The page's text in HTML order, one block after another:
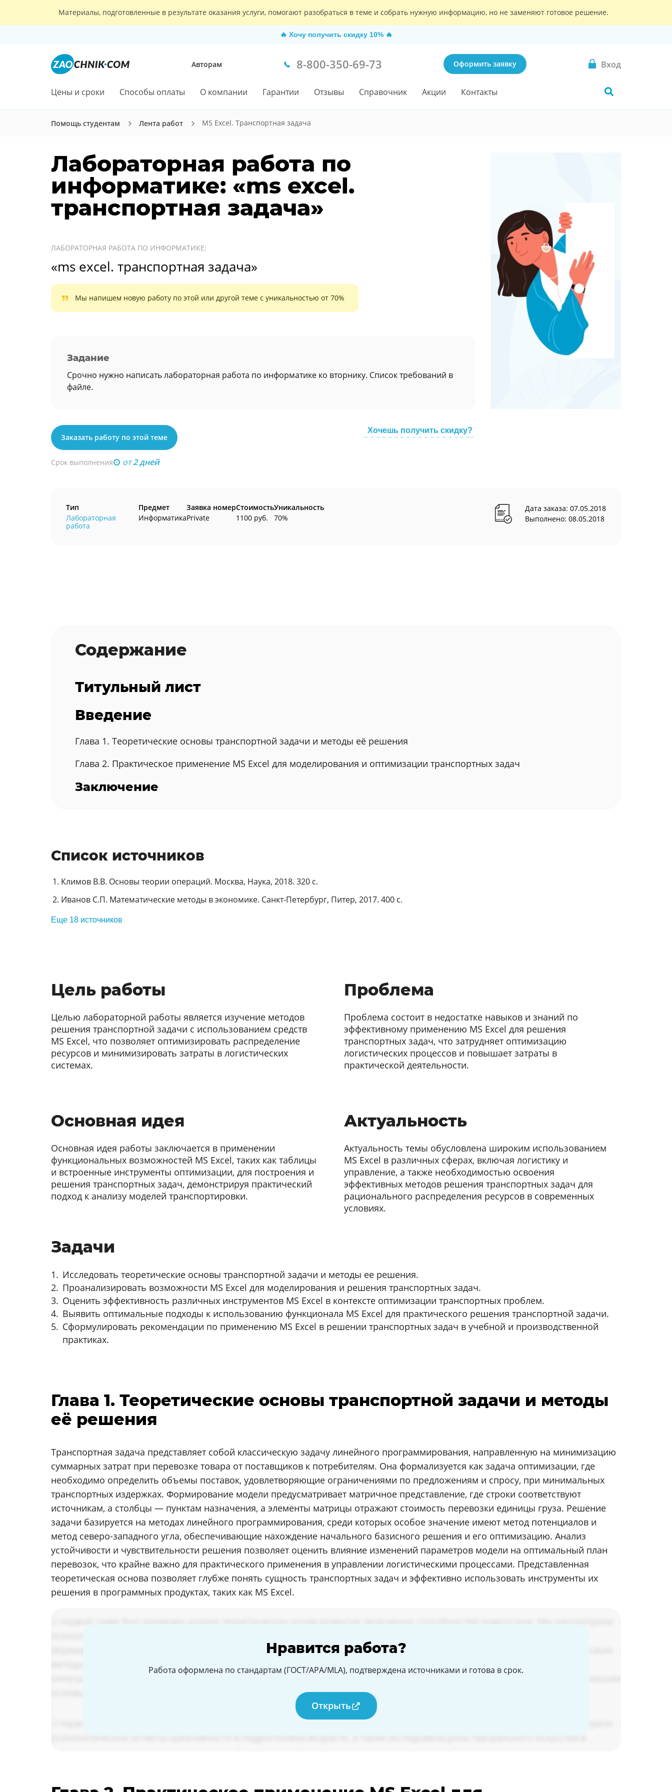
Материалы, подготовленные в результате оказания услуги, помогают разобраться в теме и собрать нужную информацию, но не заменяют готовое решение.
🔥 Хочу получить скидку 10% 🔥
Авторам 8-800-350-69-73 Оформить заявку Вход
Цены и сроки Способы оплаты О компании Гарантии Отзывы Справочник Акции Контакты
Помощь студентам Лента работ MS Excel. Транспортная задача
Лабораторная работа по
информатике: «ms excel.
транспортная задача»
ЛАБОРАТОРНАЯ РАБОТА ПО ИНФОРМАТИКЕ:
«ms excel. транспортная задача»
Мы напишем новую работу по этой или другой теме с уникальностью от 70%
Задание
Срочно нужно написать лабораторная работа по информатике ко вторнику. Список требований в
файле.
Заказать работу по этой теме
Срок выполнения от2 дней
Хочешь получить скидку?
Тип
Лабораторная
работа
Предмет
Информатика
Заявка номер
Private
Стоимость
1100 руб.
Уникальность
70%
Дата заказа: 07.05.2018
Выполнено: 08.05.2018
Содержание
Титульный лист
Введение
Глава 1. Теоретические основы транспортной задачи и методы её решения
Глава 2. Практическое применение MS Excel для моделирования и оптимизации транспортных задач
Заключение
Список источников
Климов В.В. Основы теории операций. Москва, Наука, 2018. 320 с.
Иванов С.П. Математические методы в экономике. Санкт-Петербург, Питер, 2017. 400 с.
Еще 18 источников
Цель работы
Целью лабораторной работы является изучение методов
решения транспортной задачи с использованием средств
MS Excel, что позволяет оптимизировать распределение
ресурсов и минимизировать затраты в логистических
системах.
Проблема
Проблема состоит в недостатке навыков и знаний по
эффективному применению MS Excel для решения
транспортных задач, что затрудняет оптимизацию
логистических процессов и повышает затраты в
практической деятельности.
Основная идея
Основная идея работы заключается в применении
функциональных возможностей MS Excel, таких как таблицы
и встроенные инструменты оптимизации, для построения и
решения транспортных задач, демонстрируя практический
подход к анализу моделей транспортировки.
Актуальность
Актуальность темы обусловлена широким использованием
MS Excel в различных сферах, включая логистику и
управление, а также необходимостью освоения
эффективных методов решения транспортных задач для
рационального распределения ресурсов в современных
условиях.
Задачи
Исследовать теоретические основы транспортной задачи и методы ее решения.
Проанализировать возможности MS Excel для моделирования и решения транспортных задач.
Оценить эффективность различных инструментов MS Excel в контексте оптимизации транспортных проблем.
Выявить оптимальные подходы к использованию функционала MS Excel для практического решения транспортной задачи.
Сформулировать рекомендации по применению MS Excel в решении транспортных задач в учебной и производственной
практиках.
Глава 1. Теоретические основы транспортной задачи и методы
её решения
Транспортная задача представляет собой классическую задачу линейного программирования, направленную на минимизацию
суммарных затрат при перевозке товара от поставщиков к потребителям. Она формализуется как задача оптимизации, где
необходимо определить объемы поставок, удовлетворяющие ограничениями по предложениям и спросу, при минимальных
транспортных издержках. Формирование модели предусматривает матричное представление, где строки соответствуют
источникам, а столбцы — пунктам назначения, а элементы матрицы отражают стоимость перевозки единицы груза. Решение
задачи базируется на методах линейного программирования, среди которых особое значение имеют метод потенциалов и
метод северо-западного угла, обеспечивающие нахождение начального базисного решения и его оптимизацию. Анализ
устойчивости и чувствительности решения позволяет оценить влияние изменений параметров модели на оптимальный план
перевозок, что крайне важно для практического применения в управлении логистическими процессами. Представленная
теоретическая основа позволяет глубже понять сущность транспортных задач и эффективно использовать инструменты их
решения в программных продуктах, таких как MS Excel.
Нравится работа?
Работа оформлена по стандартам (ГОСТ/APA/MLA), подтверждена источниками и готова в срок.
Открыть